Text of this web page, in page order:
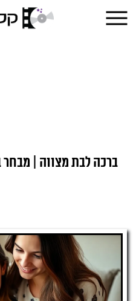
ברכה לבת מצווה | מבחר